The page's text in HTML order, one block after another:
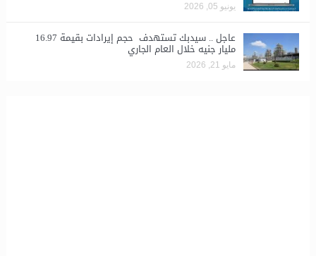
يونيو 05, 2026
عاجل .. سيدبك تستهدف حجم إيرادات بقيمة 16.97
مليار جنيه خلال العام الجاري
مايو 21, 2026